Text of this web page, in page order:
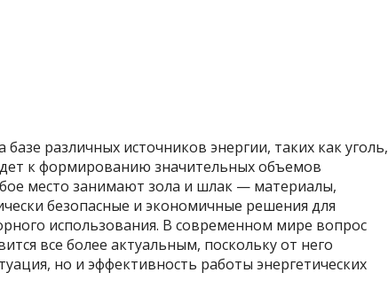
различных источников энергии, таких как уголь,
к формированию значительных объемов
место занимают зола и шлак — материалы,
безопасные и экономичные решения для
использования. В современном мире вопрос
все более актуальным, поскольку от него
но и эффективность работы энергетических